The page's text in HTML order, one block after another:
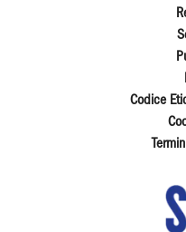
Codice